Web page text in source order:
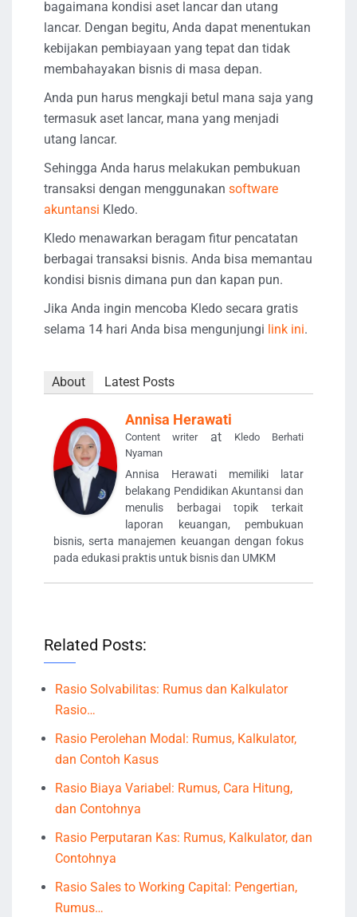
bagaimana kondisi aset lancar dan utang
lancar. Dengan begitu, Anda dapat menentukan
kebijakan pembiayaan yang tepat dan tidak
membahayakan bisnis di masa depan.
Anda pun harus mengkaji betul mana saja yang
termasuk aset lancar, mana yang menjadi
utang lancar.
Sehingga Anda harus melakukan pembukuan
transaksi dengan menggunakan software
akuntansi Kledo.
Kledo menawarkan beragam fitur pencatatan
berbagai transaksi bisnis. Anda bisa memantau
kondisi bisnis dimana pun dan kapan pun.
Jika Anda ingin mencoba Kledo secara gratis
selama 14 hari Anda bisa mengunjungi link ini.
About Latest Posts
Annisa Herawati
Content writerat
Kledo Berhati
Nyaman
Annisa Herawati memiliki latar
belakang Pendidikan Akuntansi dan
menulis berbagai topik terkait
laporan keuangan, pembukuan
bisnis, serta manajemen keuangan dengan fokus
pada edukasi praktis untuk bisnis dan UMKM
Related Posts:
Rasio Solvabilitas: Rumus dan Kalkulator
Rasio…
Rasio Perolehan Modal: Rumus, Kalkulator,
dan Contoh Kasus
Rasio Biaya Variabel: Rumus, Cara Hitung,
dan Contohnya
Rasio Perputaran Kas: Rumus, Kalkulator, dan
Contohnya
Rasio Sales to Working Capital: Pengertian,
Rumus…